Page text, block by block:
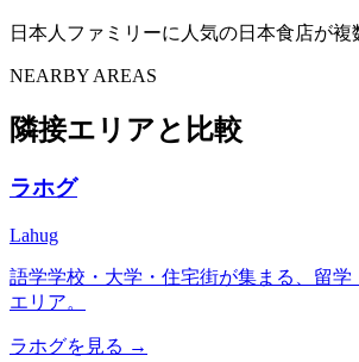
日本人ファミリーに人気の日本食店が複
NEARBY AREAS
隣接エリアと比較
ラホグ
Lahug
語学学校・大学・住宅街が集まる、留学
エリア。
ラホグを見る →